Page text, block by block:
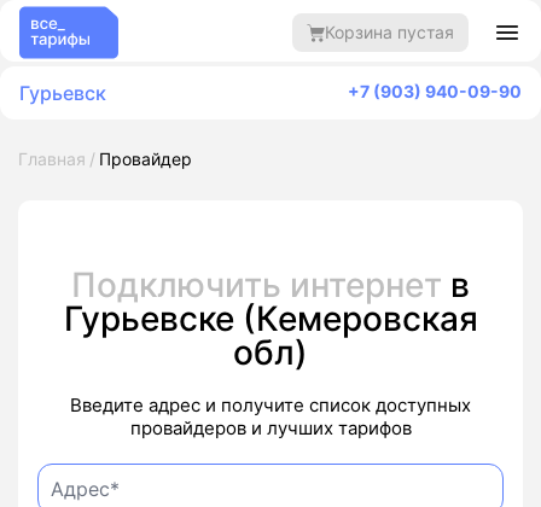
Корзина пустая
Гурьевск +7 (903) 940-09-90
Главная Провайдер
Подключить интернет в
Гурьевске (Кемеровская
обл)
Введите адрес и получите список доступных
провайдеров и лучших тарифов